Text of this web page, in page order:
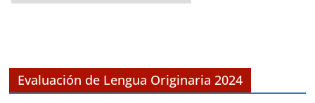
r
o
Evaluación de Lengua Originaria 2024